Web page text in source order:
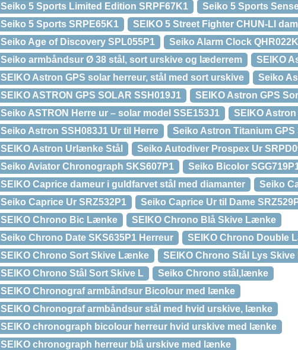
Seiko 5 Sports Limited Edition SRPF67K1
Seiko 5 Sports
Seiko 5 Sports SRPE65K1
SEIKO 5 Street Fighter CHUN-LI
Seiko Age of Discovery SPL055P1
Seiko Alarm Clock QHR022K
Seiko armbåndsur Ø 38 stål, sort urskive og læderrem
SEIKO
SEIKO Astron GPS solar herreur, stål med sort urskive
Seiko
SEIKO ASTRON GPS SOLAR SSH019J1
SEIKO Astron GPS
Seiko ASTRON Herre ur – solar model SSE153J1
SEIKO
Seiko Astron SSH083J1 Ur til Herre
Seiko Astron Titanium GPS
SEIKO Astron Urlænke Stål
Seiko Autodiver Prospex Ur
Seiko Aviator Chronograph SKS607P1
Seiko Bicolor
SEIKO Caprice dameur i guldfarvet stål med diamanter
Seiko
Seiko Caprice Ur SRZ532P1
Seiko Caprice Ur til Dame
SEIKO Chrono Bic Lænke
SEIKO Chrono Blå Skive Lænke
Seiko Chrono Date SKS635P1 Herreur
SEIKO Chrono Double
SEIKO Chrono Sort Skive Lænke
SEIKO Chrono Stål Lys
SEIKO Chrono Stål Sort Skive L
Seiko Chrono stål,lænke
SEIKO Chronograf armbåndsur Bicolour med lænke
SEIKO Chronograf armbåndsur stål med hvid urskive, lænke
SEIKO chronograph bicolour herreur hvid urskive med lænke
SEIKO chronograph herreur blå urskive med lænke